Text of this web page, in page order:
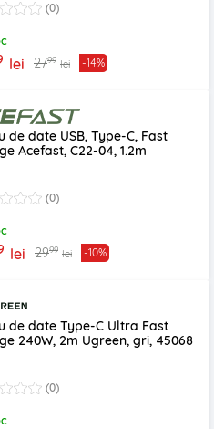
(0)
lei 2799 lei -14%
de date USB, Type-C, Fast
Acefast, C22-04, 1.2m
(0)
lei 2999 lei -10%
de date Type-C Ultra Fast
240W, 2m Ugreen, gri, 45068
(0)